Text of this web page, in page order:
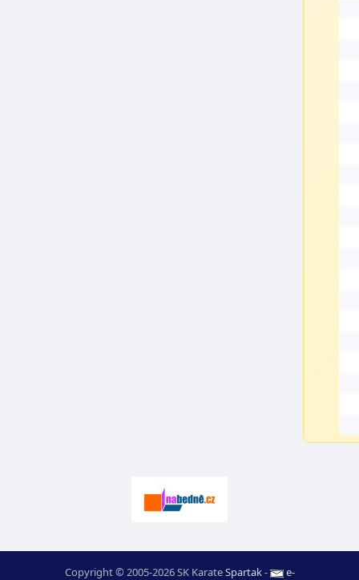
Copyright © 2005-2026 SK KarateSpartak-
e-